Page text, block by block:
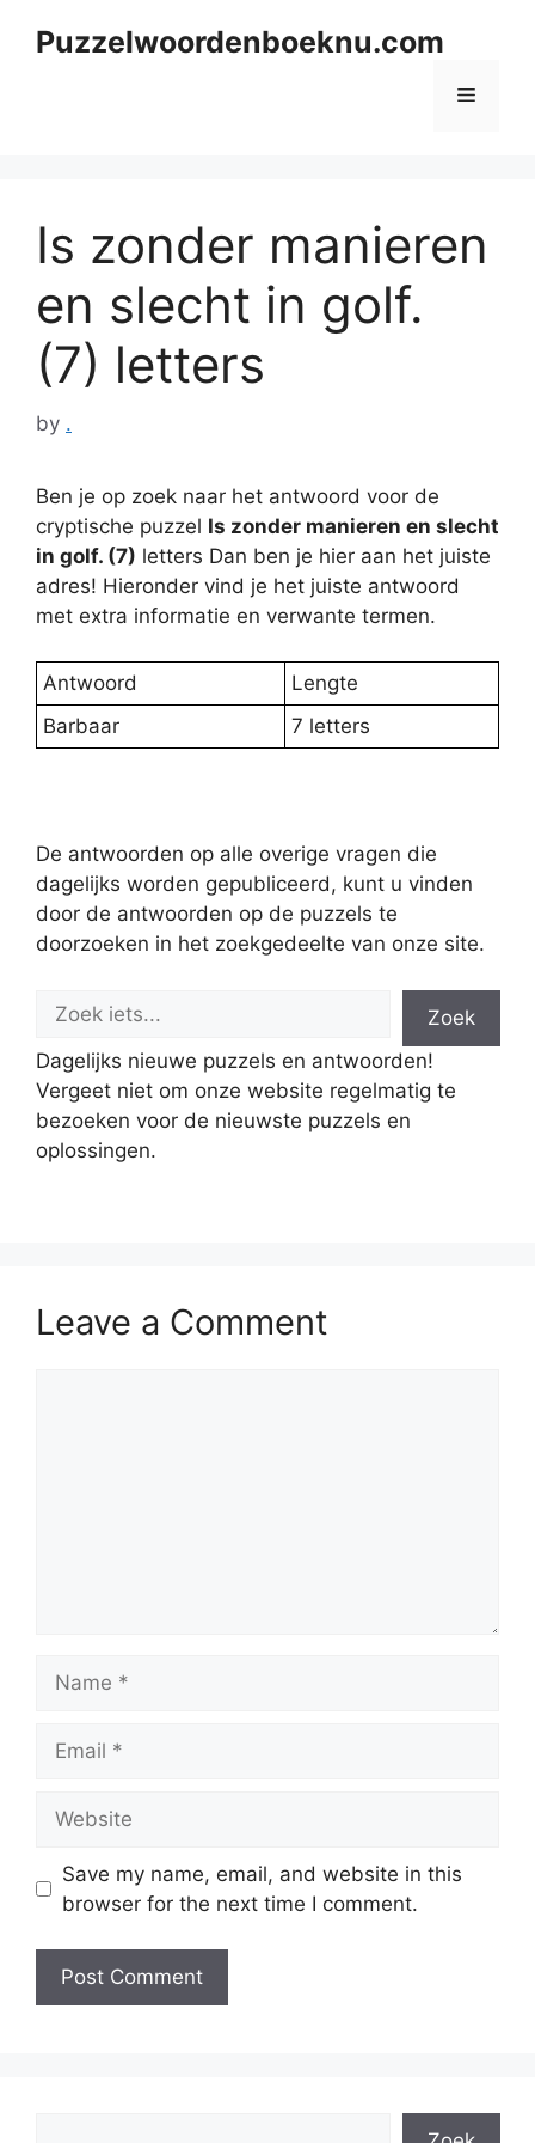
Puzzelwoordenboeknu.com
Menu
Is zonder manieren
en slecht in golf.
(7) letters
by .
Ben je op zoek naar het antwoord voor de
cryptische puzzel Is zonder manieren en slecht
in golf. (7) letters Dan ben je hier aan het juiste
adres! Hieronder vind je het juiste antwoord
met extra informatie en verwante termen.
Antwoord
Lengte
Barbaar
7 letters
De antwoorden op alle overige vragen die
dagelijks worden gepubliceerd, kunt u vinden
door de antwoorden op de puzzels te
doorzoeken in het zoekgedeelte van onze site.
Zoek
Dagelijks nieuwe puzzels en antwoorden!
Vergeet niet om onze website regelmatig te
bezoeken voor de nieuwste puzzels en
oplossingen.
Leave a Comment
Save my name, email, and website in this
browser for the next time I comment.